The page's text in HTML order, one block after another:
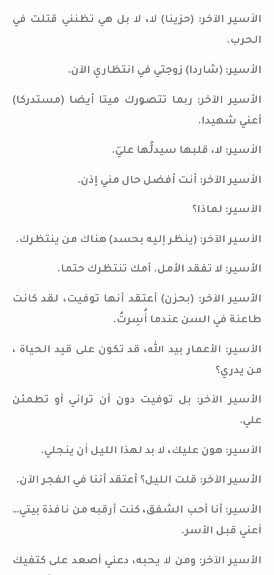
الأسير الآخر: (حزينا) لا، لا بل هي تظنني قتلت في
الحرب.
الأسير: (شاردا) زوجتي في انتظاري الآن.
الأسير الآخر: ربما تتصورك ميتا أيضا (مستدركا)
أعني شهيدا.
الأسير: لا، قلبها سيدلُّها عليّ.
الأسير الآخر: أنت أفضل حال مني إذن.
الأسير: لماذا؟
الأسير الآخر: (ينظر إليه بحسد) هناك من ينتظرك.
الأسير: لا تفقد الأمل. أمك تنتظرك حتما.
الأسير الآخر: (بحزن) أعتقد أنها توفيت، لقد كانت
طاعنة في السن عندما أُسِرتُ.
الأسير: الأعمار بيد الله، قد تكون على قيد الحياة ،
من يدري؟
الأسير الآخر: بل توفيت دون أن تراني أو تطمئن
علي.
الأسير: هون عليك، لا بد لهذا الليل أن ينجلي.
الأسير الآخر: قلت الليل؟ أعتقد أننا في الفجر الآن.
الأسير: أنا أحب الشفق، كنت أرقبه من نافذة بيتي…
أعني قبل الأسر.
الأسير الآخر: ومن لا يحبه، دعني أصعد على كتفيك